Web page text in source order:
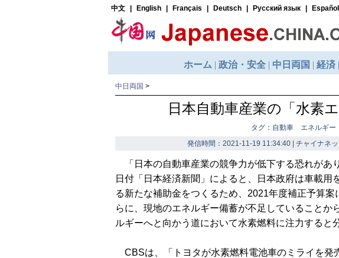
中日両国 >
日本自動車産業の「水素
タグ：自動車 エネルギ
発信時間：2021-11-19 11:34:40 | チャイナネッ
「日本の自動車産業の競争力が低下する恐れがあ
日付「日本経済新聞」によると、日本政府は車載用
る新たな補助金をつくるため、2021年度補正予算
らに、現地のエネルギー備蓄が不足していることか
ルギーへと向かう道において水素燃料に注力すると
CBSは、「トヨタが水素燃料電池車のミライを発